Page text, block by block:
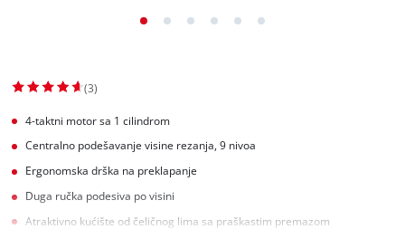
(3)
4-taktni motor sa 1 cilindrom
Centralno podešavanje visine rezanja, 9 nivoa
Ergonomska drška na preklapanje
Duga ručka podesiva po visini
Atraktivno kućište od čeličnog lima sa praškastim premazom